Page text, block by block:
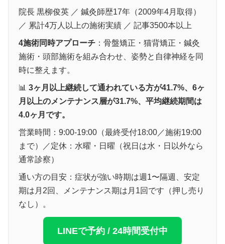
院長 黒柳俊英 ／ 鍼灸師歴17年（2009年4月取得）
／ 累計4万人以上の施術実績 ／ 記事3500本以上
4施術同時アプローチ ：骨盤矯正・猫背矯正・鍼灸
施術・頭部施術を組み合わせ、姿勢と自律神経を同
時に整えます。
📊 3ヶ月以上継続して通われている方が41.7%、6ヶ
月以上のメンテナンス層が31.7%、平均継続期間は
4.0ヶ月です。
営業時間：9:00-19:00（最終受付18:00／施術19:00
まで）／定休：水曜・日曜（祝日は水・日以外なら
通常診察）
通い方の目安：症状が強い時期は週1〜隔週、安定
期は月2回、メンテナンス期は月1回です（押し売り
なし）。
LINEで予約 / 24時間受付中